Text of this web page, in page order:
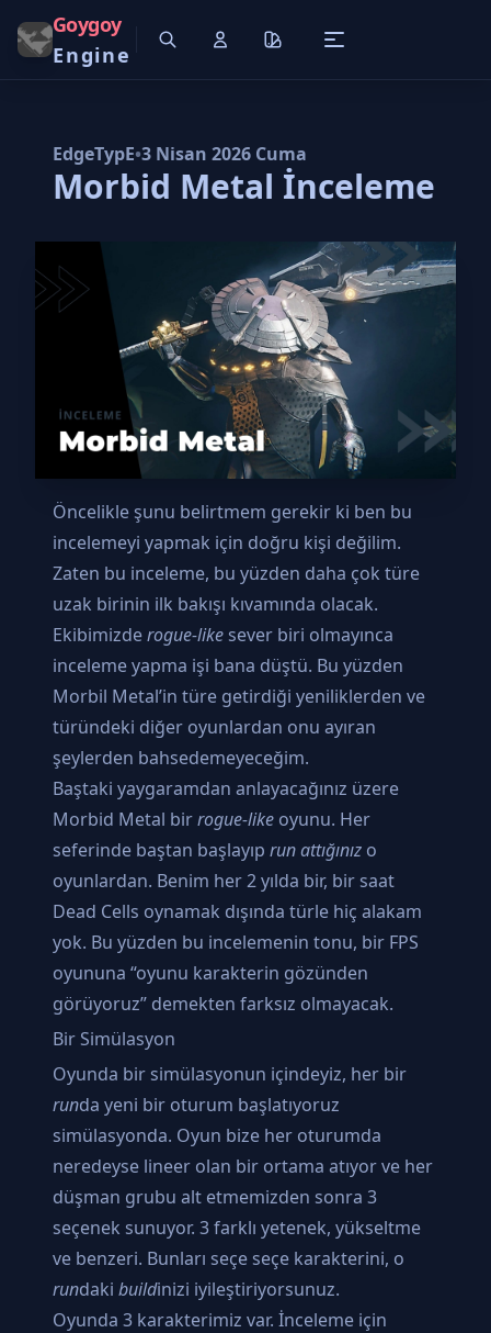
Goygoy
Engine
EdgeTypE•3 Nisan 2026 Cuma
Morbid Metal İnceleme
Öncelikle şunu belirtmem gerekir ki ben bu
incelemeyi yapmak için doğru kişi değilim.
Zaten bu inceleme, bu yüzden daha çok türe
uzak birinin ilk bakışı kıvamında olacak.
Ekibimizderogue-like sever biri olmayınca
inceleme yapma işi bana düştü. Bu yüzden
Morbil Metal’in türe getirdiği yeniliklerden ve
türündeki diğer oyunlardan onu ayıran
şeylerden bahsedemeyeceğim.
Baştaki yaygaramdan anlayacağınız üzere
Morbid Metal birrogue-like oyunu. Her
seferinde baştan başlayıp run attığınız o
oyunlardan. Benim her 2 yılda bir, bir saat
Dead Cells oynamak dışında türle hiç alakam
yok. Bu yüzden bu incelemenin tonu, bir FPS
oyununa “oyunu karakterin gözünden
görüyoruz” demekten farksız olmayacak.
Bir Simülasyon
Oyunda bir simülasyonun içindeyiz, her bir
runda yeni bir oturum başlatıyoruz
simülasyonda. Oyun bize her oturumda
neredeyse lineer olan bir ortama atıyor ve her
düşman grubu alt etmemizden sonra 3
seçenek sunuyor. 3 farklı yetenek, yükseltme
ve benzeri. Bunları seçe seçe karakterini, o
rundaki buildinizi iyileştiriyorsunuz.
Oyunda 3 karakterimiz var. İnceleme için